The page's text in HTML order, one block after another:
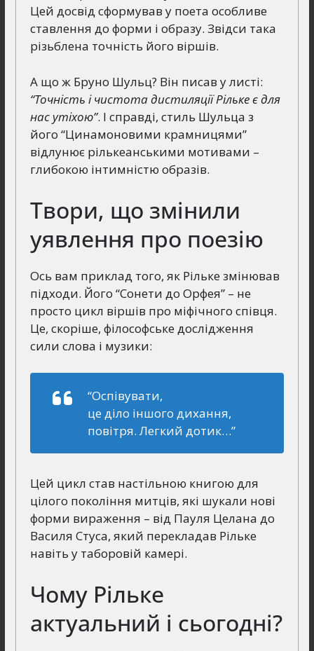
Цей досвід сформував у поета особливе
ставлення до форми і образу. Звідси така
різьблена точність його віршів.
А що ж Бруно Шульц? Він писав у листі:
“Точність і чистота дистиляції Рільке є для
нас утіхою”. І справді, стиль Шульца з
його “Цинамоновими крамницями”
відлунює рількеанськими мотивами –
глибокою інтимністю образів.
Твори, що змінили
уявлення про поезію
Ось вам приклад того, як Рільке змінював
підходи. Його “Сонети до Орфея” – не
просто цикл віршів про міфічного співця.
Це, скоріше, філософське дослідження
сили слова і музики:
“Оспівувати,
це діло іншого дихання,
повітря. Легкий дотик…”
Цей цикл став настільною книгою для
цілого покоління митців, які шукали нові
форми вираження – від Пауля Целана до
Василя Стуса, який перекладав Рільке
навіть у таборовій камері.
Чому Рільке
актуальний і сьогодні?